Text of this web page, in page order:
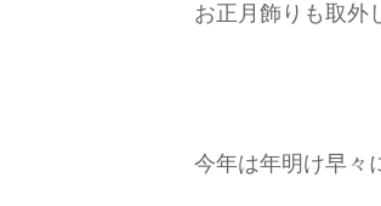
お正月飾りも取外
今年は年明け早々